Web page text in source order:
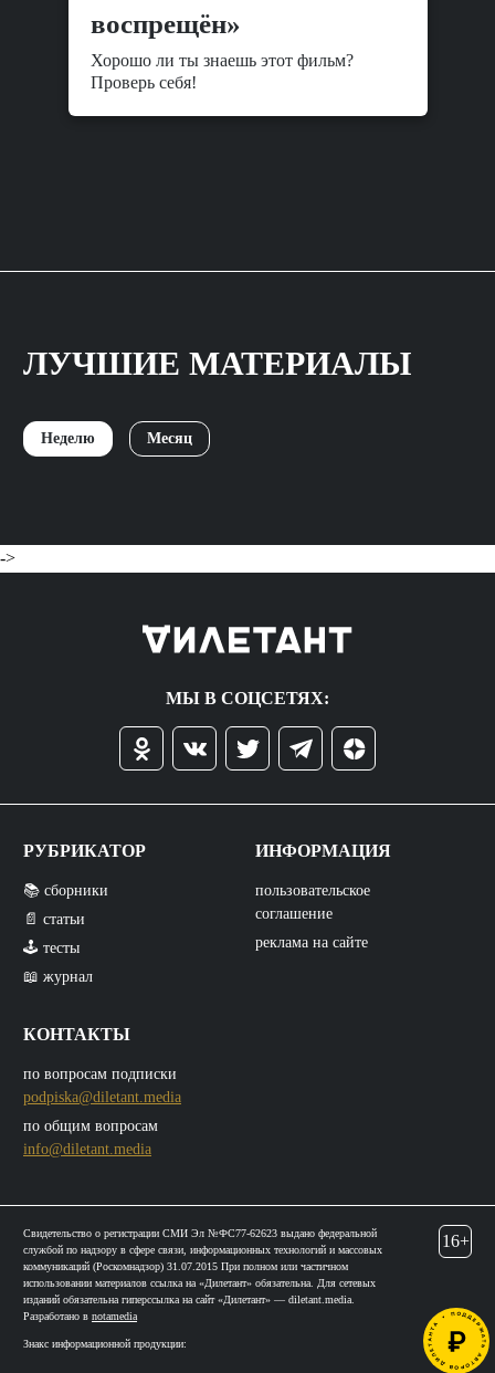
воспрещён»
Хорошо ли ты знаешь этот фильм?
Проверь себя!
ЛУЧШИЕ МАТЕРИАЛЫ
Неделю Месяц
->
МЫ В СОЦСЕТЯХ:
РУБРИКАТОР
📚 сборники
📄 статьи
🕹️ тесты
📖 журнал
КОНТАКТЫ
по вопросам подписки
podpiska@diletant.media
по общим вопросам
info@diletant.media
ИНФОРМАЦИЯ
пользовательское
соглашение
реклама на сайте
Свидетельство о регистрации СМИ Эл №ФС77-62623 выдано федеральной
службой по надзору в сфере связи, информационных технологий и массовых
коммуникаций (Роскомнадзор) 31.07.2015 При полном или частичном
использовании материалов ссылка на «Дилетант» обязательна. Для сетевых
изданий обязательна гиперссылка на сайт «Дилетант» — diletant.media.
Разработано в notamedia
Знакс информационной продукции:
16+